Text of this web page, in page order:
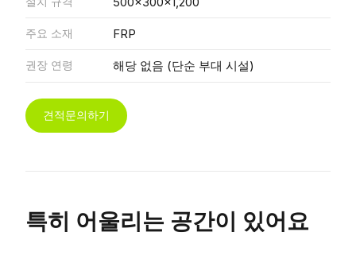
주요 소재 FRP
권장 연령 해당 없음 (단순 부대 시설)
견적문의하기
특히 어울리는 공간이 있어요